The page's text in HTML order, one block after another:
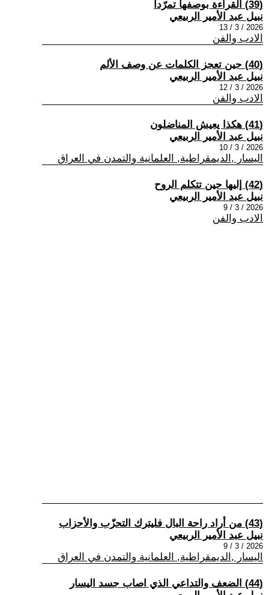
(39) القراءة بوصفها تمرّدا
نبيل عبد الأمير الربيعي
2026 / 3 / 13
الادب والفن
(40) حين تعجز الكلمات عن وصف الألم
نبيل عبد الأمير الربيعي
2026 / 3 / 12
الادب والفن
(41) هكذا يعيش المناضلون
نبيل عبد الأمير الربيعي
2026 / 3 / 10
اليسار ,الديمقراطية, العلمانية والتمدن في العراق
(42) إليها حين تتكلم الروح
نبيل عبد الأمير الربيعي
2026 / 3 / 9
الادب والفن
(43) من أراد راحة البال فليترك التحزّب والأحزاب
نبيل عبد الأمير الربيعي
2026 / 3 / 9
اليسار ,الديمقراطية, العلمانية والتمدن في العراق
(44) الضعف والتداعي الذي اصاب جسد اليسار